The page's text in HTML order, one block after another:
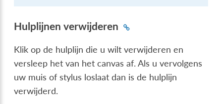
Hulplijnen verwijderen
Klik op de hulplijn die u wilt verwijderen en
versleep het van het canvas af. Als u vervolgens
uw muis of stylus loslaat dan is de hulplijn
verwijderd.